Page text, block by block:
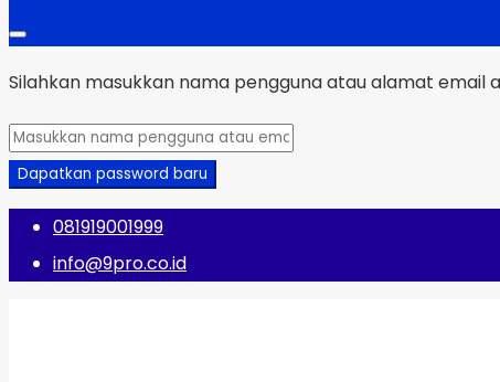
Silahkan masukkan nama pengguna atau alamat email
Dapatkan password baru
081919001999
info@9pro.co.id